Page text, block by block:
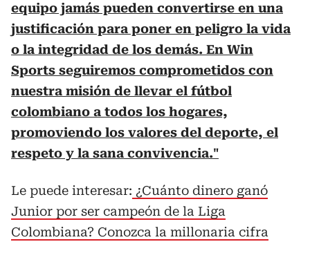
equipo jamás pueden convertirse en una
justificación para poner en peligro la vida
o la integridad de los demás. En Win
Sports seguiremos comprometidos con
nuestra misión de llevar el fútbol
colombiano a todos los hogares,
promoviendo los valores del deporte, el
respeto y la sana convivencia."
Le puede interesar: ¿Cuánto dinero ganó
Junior por ser campeón de la Liga
Colombiana? Conozca la millonaria cifra